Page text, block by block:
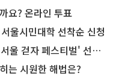
요? 온라인 투표
울시민대학 선착순 신청
페스티벌' 선착순 5천명
는 시원한 해법은?